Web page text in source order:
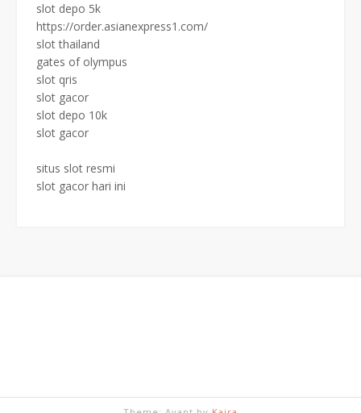
slot depo 5k
https://order.asianexpress1.com/
slot thailand
gates of olympus
slot qris
slot gacor
slot depo 10k
slot gacor
situs slot resmi
slot gacor hari ini